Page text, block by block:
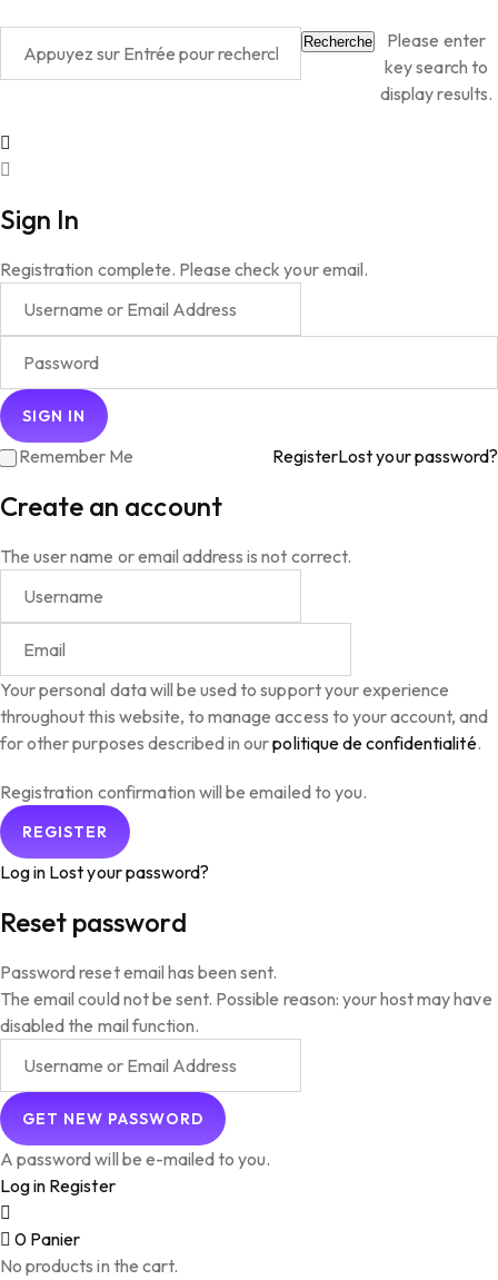
Recherche
Please enter
key search to
display results.
Sign In
Registration complete. Please check your email.
Remember Me RegisterLost your password?
Create an account
The user name or email address is not correct.
Your personal data will be used to support your experience
throughout this website, to manage access to your account, and
for other purposes described in ourpolitique de confidentialité.
Registration confirmation will be emailed to you.
Log in Lost your password?
Reset password
Password reset email has been sent.
The email could not be sent. Possible reason: your host may have
disabled the mail function.
A password will be e-mailed to you.
Log in Register
0 Panier
No products in the cart.